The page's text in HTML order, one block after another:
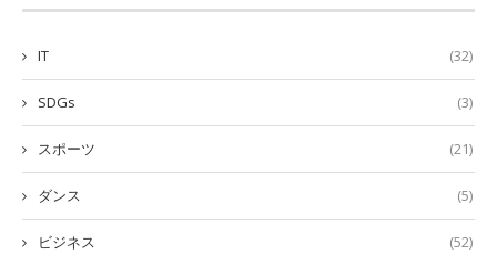
IT (32)
SDGs (3)
スポーツ (21)
ダンス (5)
ビジネス (52)